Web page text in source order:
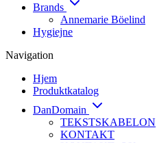
Brands
Annemarie Böelind
Hygiejne
Navigation
Hjem
Produktkatalog
DanDomain
TEKSTSKABELON
KONTAKT